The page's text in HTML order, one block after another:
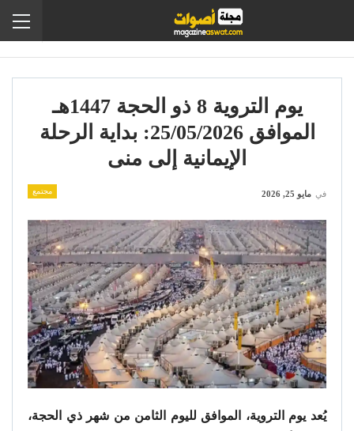
يوم التروية 8 ذو الحجة 1447هـ
الموافق 25/05/2026: بداية الرحلة
الإيمانية إلى منى
مجتمع في مايو 25, 2026
يُعد يوم التروية، الموافق لليوم الثامن من شهر ذي الحجة،